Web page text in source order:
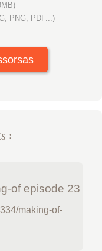
PNG, PDF...)
:
of episode 23
making-of-